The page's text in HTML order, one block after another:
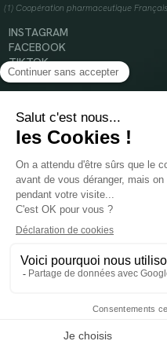
(1) Coopération pharmaceutique
INSTAGRAM
FACEBOOK
TIKTOK
YOUTUBE
© 2024 Oenobiol Paris
Mentions légales
Politique en matière de cookies
POUR VOTRE SANTÉ, MANGEZ AU
Les complément alimentaires doivent
ne pas être utilisés comme substituts